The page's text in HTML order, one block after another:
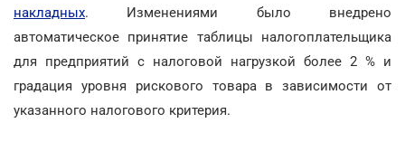
накладных. Изменениями было внедрено
автоматическое принятие таблицы налогоплательщика
для предприятий с налоговой нагрузкой более 2 % и
градация уровня рискового товара в зависимости от
указанного налогового критерия.